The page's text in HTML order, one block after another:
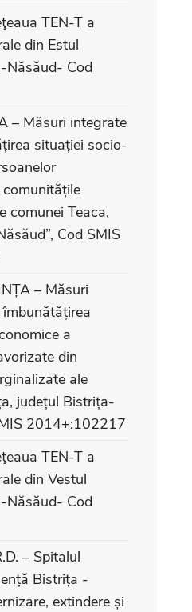
TEN-T a
din Estul
Năsăud- Cod
– Măsuri integrate
situației socio-
comunei Teaca,
Cod SMIS
– Măsuri
a
din
ale
județul Bistrița-
2014+:102217
TEN-T a
din Vestul
Năsăud- Cod
– Spitalul
Bistrița -
extindere și